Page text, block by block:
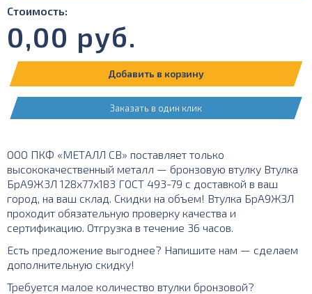
Стоимость:
0,00 руб.
Добавить в корзину
Заказать в один клик
ООО ПКФ «МЕТАЛЛ СВ» поставляет только
высококачественный металл — бронзовую втулку Втулка
БрА9Ж3Л 128х77х183 ГОСТ 493-79 с доставкой в ваш
город, на ваш склад. Скидки на объем! Втулка БрА9ЖЗЛ
проходит обязательную проверку качества и
сертификацию. Отгрузка в течение 36 часов.
Есть предложение выгоднее? Напишите нам — сделаем
дополнительную скидку!
Требуется малое количество втулки бронзовой?